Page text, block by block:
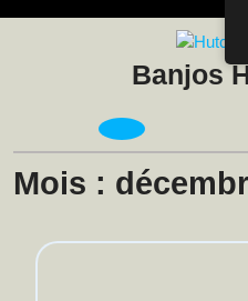
Banjos
Open
Mois :